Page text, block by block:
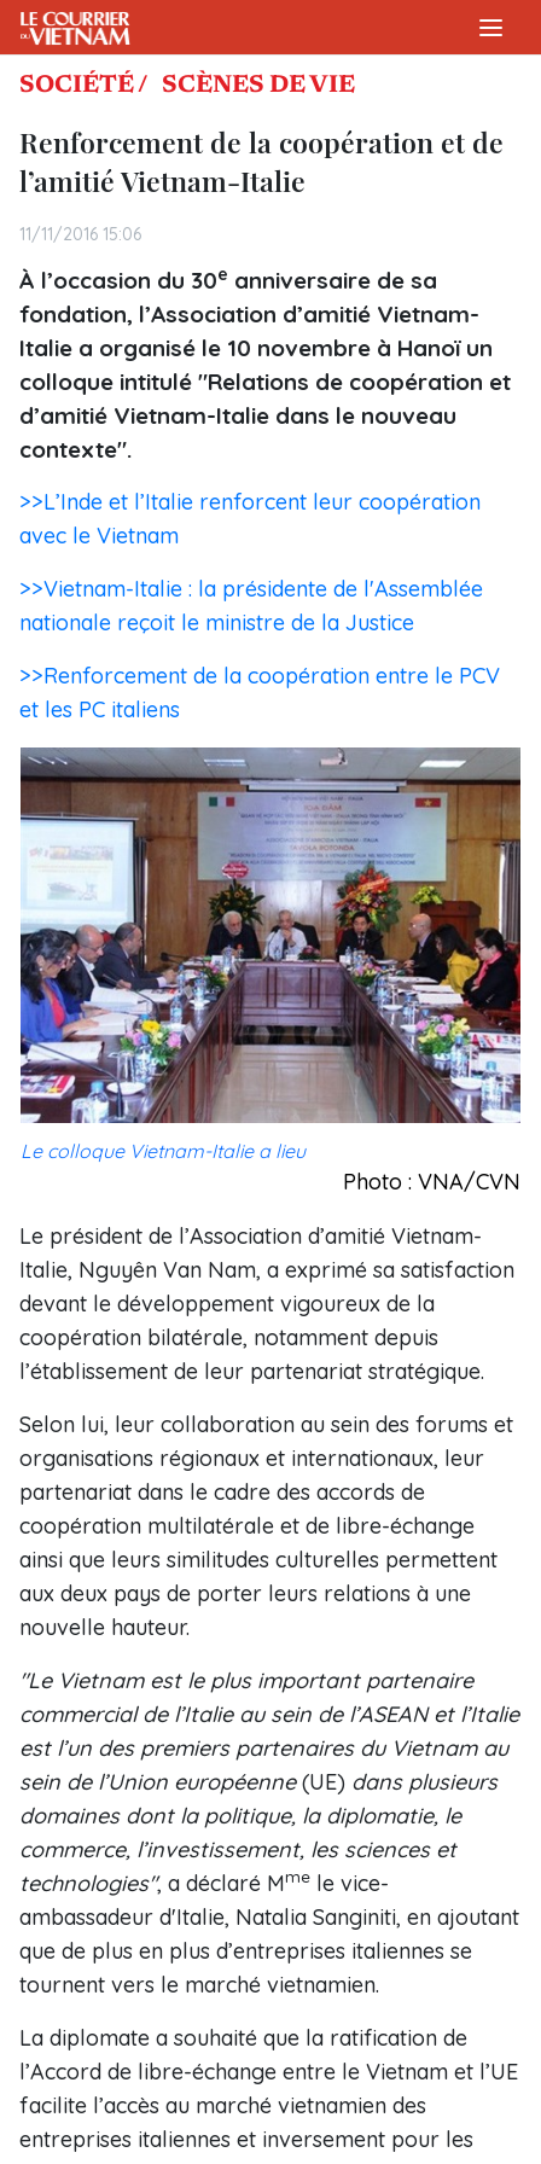
SOCIÉTÉ / SCÈNES DE VIE
Renforcement de la coopération et de
l’amitié Vietnam-Italie
11/11/2016 15:06
À l’occasion du 30e anniversaire de sa
fondation, l’Association d’amitié Vietnam-
Italie a organisé le 10 novembre à Hanoï un
colloque intitulé "Relations de coopération et
d’amitié Vietnam-Italie dans le nouveau
contexte".
>>L’Inde et l’Italie renforcent leur coopération
avec le Vietnam
>>Vietnam-Italie : la présidente de l'Assemblée
nationale reçoit le ministre de la Justice
>>Renforcement de la coopération entre le PCV
et les PC italiens
Le colloque Vietnam-Italie a lieu
Photo : VNA/CVN
Le président de l’Association d’amitié Vietnam-
Italie, Nguyên Van Nam, a exprimé sa satisfaction
devant le développement vigoureux de la
coopération bilatérale, notamment depuis
l’établissement de leur partenariat stratégique.
Selon lui, leur collaboration au sein des forums et
organisations régionaux et internationaux, leur
partenariat dans le cadre des accords de
coopération multilatérale et de libre-échange
ainsi que leurs similitudes culturelles permettent
aux deux pays de porter leurs relations à une
nouvelle hauteur.
"Le Vietnam est le plus important partenaire
commercial de l’Italie au sein de l’ASEAN et l’Italie
est l’un des premiers partenaires du Vietnam au
sein de l’Union européenne(UE) dans plusieurs
domaines dont la politique, la diplomatie, le
commerce, l’investissement, les sciences et
technologies", a déclaré Mme le vice-
ambassadeur d'Italie, Natalia Sanginiti, en ajoutant
que de plus en plus d’entreprises italiennes se
tournent vers le marché vietnamien.
La diplomate a souhaité que la ratification de
l’Accord de libre-échange entre le Vietnam et l’UE
facilite l’accès au marché vietnamien des
entreprises italiennes et inversement pour les